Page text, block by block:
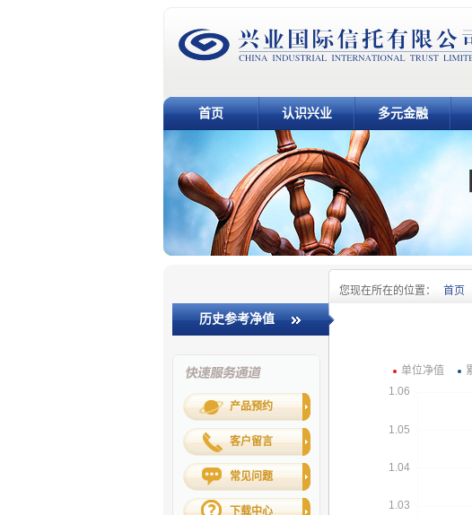
首页 认识兴业 多元金融
您现在所在的位置： 首页
历史参考净值
产品预约
客户留言
常见问题
下载中心